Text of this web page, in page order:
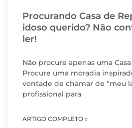
Procurando Casa de
idoso querido? Não
ler!
Não procure apenas uma
Procure uma moradia
vontade de chamar de “meu
profissional para
ARTIGO COMPLETO »